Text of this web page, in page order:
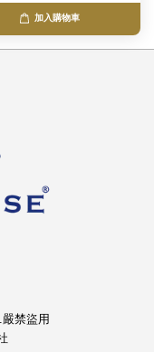
加入購物車
禁盜用